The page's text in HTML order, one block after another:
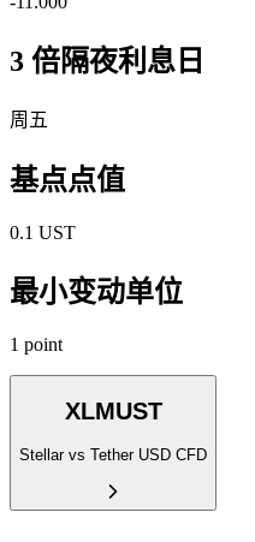
3 倍隔夜利息日
周五
基点点值
0.1 UST
最小变动单位
1 point
XLMUST
Stellar vs Tether USD CFD